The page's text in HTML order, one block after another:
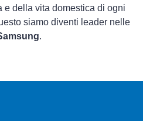
e della vita domestica di ogni
siamo diventi leader nelle
.